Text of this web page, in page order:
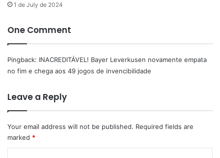
1 de July de 2024
One Comment
Pingback: INACREDITÁVEL! Bayer Leverkusen novamente empata
no fim e chega aos 49 jogos de invencibilidade
Leave a Reply
Your email address will not be published. Required fields are
marked *